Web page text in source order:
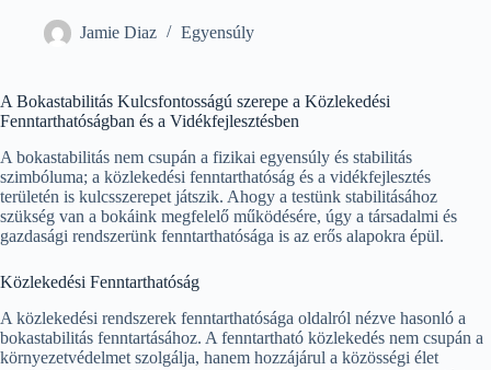
Jamie Diaz Egyensúly
A Bokastabilitás Kulcsfontosságú szerepe a Közlekedési
Fenntarthatóságban és a Vidékfejlesztésben
A bokastabilitás nem csupán a fizikai egyensúly és stabilitás
szimbóluma; a közlekedési fenntarthatóság és a vidékfejlesztés
területén is kulcsszerepet játszik. Ahogy a testünk stabilitásához
szükség van a bokáink megfelelő működésére, úgy a társadalmi és
gazdasági rendszerünk fenntarthatósága is az erős alapokra épül.
Közlekedési Fenntarthatóság
A közlekedési rendszerek fenntarthatósága oldalról nézve hasonló a
bokastabilitás fenntartásához. A fenntartható közlekedés nem csupán a
környezetvédelmet szolgálja, hanem hozzájárul a közösségi élet